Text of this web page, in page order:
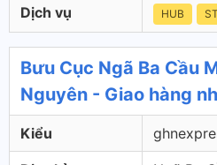
Dịch vụ HUB
Bưu Cục Ngã Ba Cầu
Nguyên - Giao hàng
Kiểu